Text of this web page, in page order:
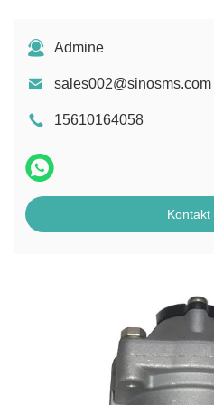
Admine
sales002@sinosms.com
15610164058
Kontakt